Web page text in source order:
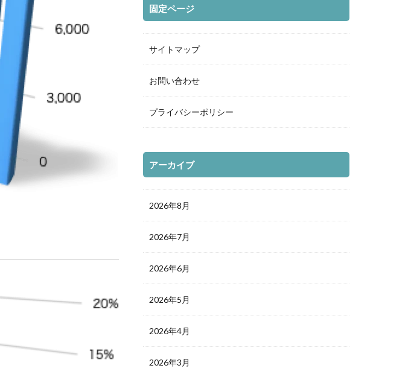
固定ページ
サイトマップ
お問い合わせ
プライバシーポリシー
アーカイブ
2026年8月
2026年7月
2026年6月
2026年5月
2026年4月
2026年3月